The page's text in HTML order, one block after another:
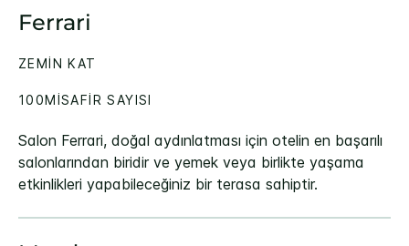
Ferrari
Salon Ferrari, doğal aydınlatması için otelin en başarılı
salonlarından biridir ve yemek veya birlikte yaşama
etkinlikleri yapabileceğiniz bir terasa sahiptir.
ZEMIN KAT
100MISAFIR SAYISI